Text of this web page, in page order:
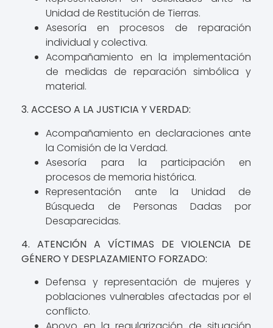
Unidad de Restitución de Tierras.
Asesoría en procesos de reparación
individual y colectiva.
Acompañamiento en la implementación
de medidas de reparación simbólica y
material.
3. ACCESO A LA JUSTICIA Y VERDAD:
Acompañamiento en declaraciones ante
la Comisión de la Verdad.
Asesoría para la participación en
procesos de memoria histórica.
Representación ante la Unidad de
Búsqueda de Personas Dadas por
Desaparecidas.
4. ATENCIÓN A VÍCTIMAS DE VIOLENCIA DE
GÉNERO Y DESPLAZAMIENTO FORZADO:
Defensa y representación de mujeres y
poblaciones vulnerables afectadas por el
conflicto.